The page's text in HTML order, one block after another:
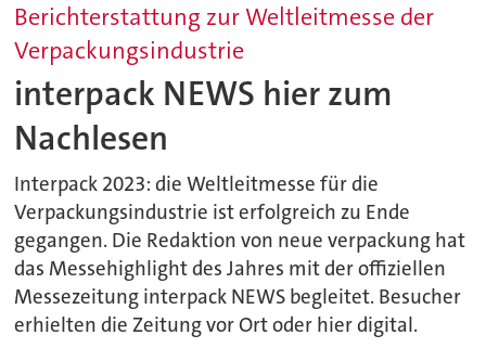
Berichterstattung zur Weltleitmesse der
Verpackungsindustrie
interpack NEWS hier zum
Nachlesen
Interpack 2023: die Weltleitmesse für die
Verpackungsindustrie ist erfolgreich zu Ende
gegangen. Die Redaktion von neue verpackung hat
das Messehighlight des Jahres mit der offiziellen
Messezeitung interpack NEWS begleitet. Besucher
erhielten die Zeitung vor Ort oder hier digital.